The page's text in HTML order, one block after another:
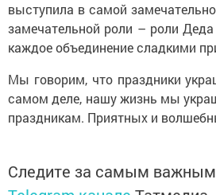
выступила в самой
замечательной роли – роли
каждое объединение сладкими
Мы говорим, что праздники
самом деле, нашу жизнь мы
праздникам. Приятных и
Следите за самым